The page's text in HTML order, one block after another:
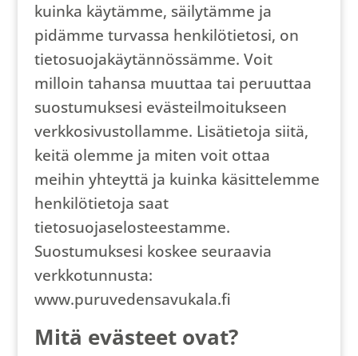
kuinka käytämme, säilytämme ja
pidämme turvassa henkilötietosi, on
tietosuojakäytännössämme. Voit
milloin tahansa muuttaa tai peruuttaa
suostumuksesi evästeilmoitukseen
verkkosivustollamme. Lisätietoja siitä,
keitä olemme ja miten voit ottaa
meihin yhteyttä ja kuinka käsittelemme
henkilötietoja saat
tietosuojaselosteestamme.
Suostumuksesi koskee seuraavia
verkkotunnusta:
www.puruvedensavukala.fi
Mitä evästeet ovat?